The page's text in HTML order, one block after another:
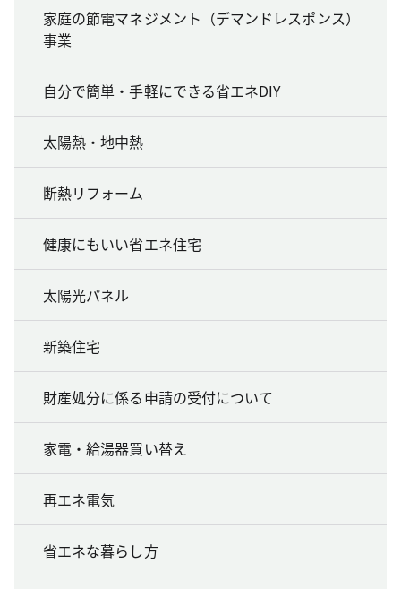
家庭の節電マネジメント（デマンドレスポンス）
事業
自分で簡単・手軽にできる省エネDIY
太陽熱・地中熱
断熱リフォーム
健康にもいい省エネ住宅
太陽光パネル
新築住宅
財産処分に係る申請の受付について
家電・給湯器買い替え
再エネ電気
省エネな暮らし方